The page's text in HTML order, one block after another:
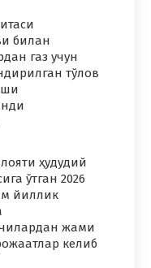
билан
газ учун
тўлов
ҳудудий
ўтган 2026
йиллик
жами
келиб